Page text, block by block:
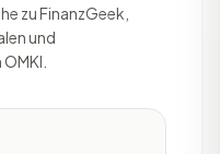
zu FinanzGeek,
und